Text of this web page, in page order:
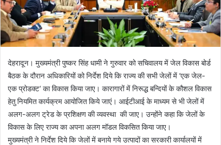
देहरादून। मुख्यमंत्री पुष्कर सिंह धामी ने गुरुवार को सचिवालय में जेल विकास बोर्ड
बैठक के दौरान अधिकारियों को निर्देश दिये कि राज्य की सभी जेलों में ‘एक जेल-
एक प्रोडक्ट‘ का विकास किया जाए। कारागारों में निरूद्ध बन्दियों के कौशल विकास
हेतु नियमित कार्यक्रम आयोजित किये जाएं। आईटीआई के माध्यम से भी जेलों में
अलग-अलग ट्रेड के प्रशिक्षण की व्यवस्था की जाए। उन्होंने कहा कि जेलों के
विकास के लिए राज्य का अपना अलग मॉडल विकसित किया जाए।
मुख्यमंत्री ने निर्देश दिये कि जेलों में बनाये गये उत्पादों का सरकारी कार्यालयों में